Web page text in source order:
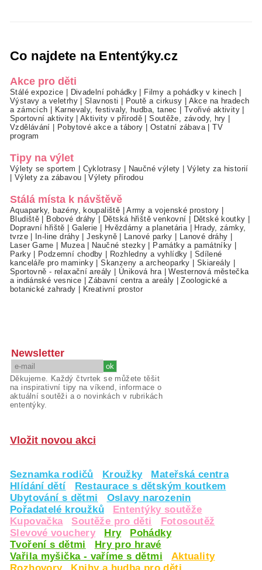
Co najdete na Ententýky.cz
Akce pro děti
Stálé expozice Divadelní pohádky Filmy a pohádky v kinech
Výstavy a veletrhy|Slavnosti Poutě a cirkusy
Akce na hradech
a zámcích
Karnevaly, festivaly, hudba, tanec Tvořivé aktivity
Sportovní aktivity|Aktivity v přírodě |Soutěže, závody, hry
Vzdělávání
Pobytové akce a tábory Ostatní zábava|TV
program
Tipy na výlet
Výlety se sportem Cyklotrasy Naučné výlety
Výlety za historií
Výlety za zábavou |Výlety přírodou
Stálá místa k návštěvě
Aquaparky, bazény, koupaliště |Army a vojenské prostory
Bludiště
Bobové dráhy Dětská hřiště venkovní Dětské koutky
Dopravní hřiště
Galerie Hvězdárny a planetária|
Hrady, zámky,
tvrze| In-line dráhy |Jeskyně| Lanové parky Lanové dráhy
Laser Game
Muzea| Naučné stezky Památky a památníky
Parky| Podzemní chodby Rozhledny a vyhlídky
Sdílené
kanceláře pro maminky |Skanzeny a archeoparky Skiareály
Sportovně - relaxační areály
Úniková hra|Westernová městečka
a indiánské vesnice |Zábavní centra a areály |Zoologické a
botanické zahrady
Kreativní prostor
Newsletter
Děkujeme. Každý čtvrtek se můžete těšit
na inspirativní tipy na víkend, informace o
aktuální soutěži a o novinkách v rubrikách
ententýky.
Vložit novou akci
Seznamka rodičů Kroužky
Mateřská centra
Hlídání dětí
Restaurace s dětským koutkem
Ubytování s dětmi
Oslavy narozenin
Pořadatelé kroužků
Ententýky soutěže
Kupovačka
Soutěže pro děti
Fotosoutěž
Slevové vouchery
Hry
Pohádky
Tvoření s dětmi
Hry pro hravé
Vařila myšička - vaříme s dětmi
Aktuality